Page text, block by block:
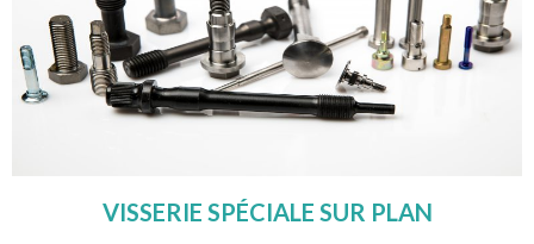
VISSERIE SPÉCIALE SUR PLAN